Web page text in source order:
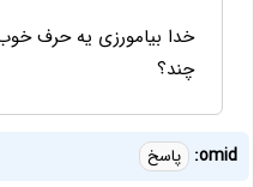
چند؟
omid: پاسخ